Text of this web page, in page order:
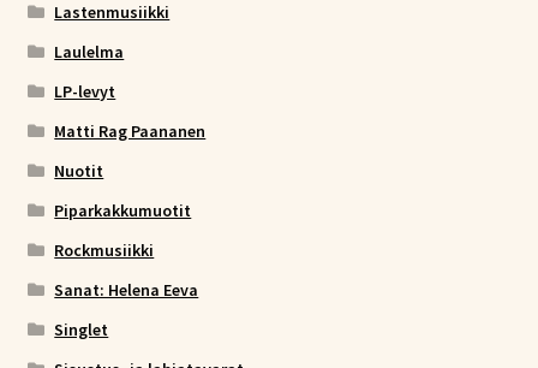
Lastenmusiikki
Laulelma
LP-levyt
Matti Rag Paananen
Nuotit
Piparkakkumuotit
Rockmusiikki
Sanat: Helena Eeva
Singlet